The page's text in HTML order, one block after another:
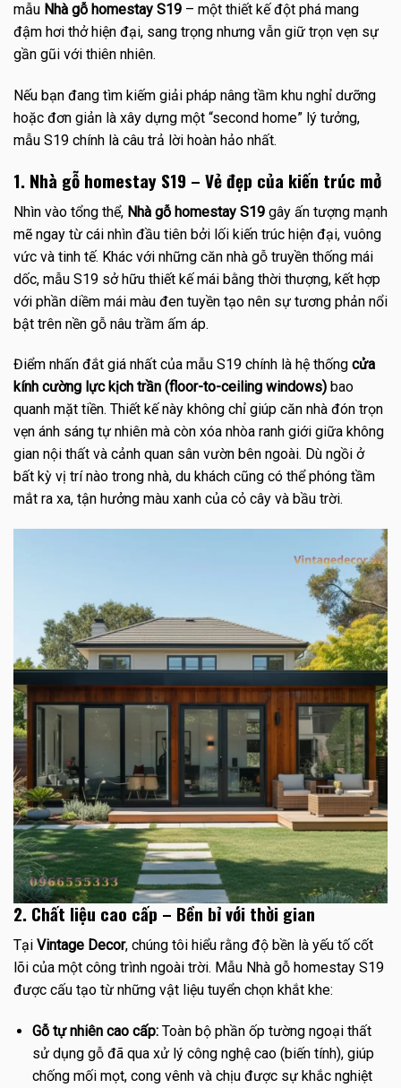
mẫu Nhà gỗ homestay S19 – một thiết kế đột phá mang
đậm hơi thở hiện đại, sang trọng nhưng vẫn giữ trọn vẹn sự
gần gũi với thiên nhiên.
Nếu bạn đang tìm kiếm giải pháp nâng tầm khu nghỉ dưỡng
hoặc đơn giản là xây dựng một “second home” lý tưởng,
mẫu S19 chính là câu trả lời hoàn hảo nhất.
1. Nhà gỗ homestay S19 – Vẻ đẹp của kiến trúc mở
Nhìn vào tổng thể, Nhà gỗ homestay S19 gây ấn tượng mạnh
mẽ ngay từ cái nhìn đầu tiên bởi lối kiến trúc hiện đại, vuông
vức và tinh tế. Khác với những căn nhà gỗ truyền thống mái
dốc, mẫu S19 sở hữu thiết kế mái bằng thời thượng, kết hợp
với phần diềm mái màu đen tuyền tạo nên sự tương phản nổi
bật trên nền gỗ nâu trầm ấm áp.
Điểm nhấn đắt giá nhất của mẫu S19 chính là hệ thống cửa
kính cường lực kịch trần (floor-to-ceiling windows) bao
quanh mặt tiền. Thiết kế này không chỉ giúp căn nhà đón trọn
vẹn ánh sáng tự nhiên mà còn xóa nhòa ranh giới giữa không
gian nội thất và cảnh quan sân vườn bên ngoài. Dù ngồi ở
bất kỳ vị trí nào trong nhà, du khách cũng có thể phóng tầm
mắt ra xa, tận hưởng màu xanh của cỏ cây và bầu trời.
2. Chất liệu cao cấp – Bền bỉ với thời gian
Tại Vintage Decor, chúng tôi hiểu rằng độ bền là yếu tố cốt
lõi của một công trình ngoài trời. Mẫu Nhà gỗ homestay S19
được cấu tạo từ những vật liệu tuyển chọn khắt khe:
Gỗ tự nhiên cao cấp:Toàn bộ phần ốp tường ngoại thất
sử dụng gỗ đã qua xử lý công nghệ cao (biến tính), giúp
chống mối mọt, cong vênh và chịu được sự khắc nghiệt